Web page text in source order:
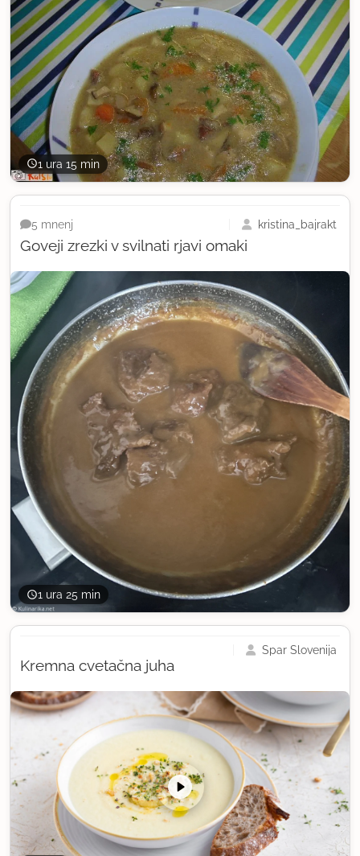
1 ura 15 min
1 ura 25 min
Goveji zrezki v svilnati rjavi omaki
5 mnenj kristina_bajrakt
Kremna cvetačna juha
Spar Slovenija